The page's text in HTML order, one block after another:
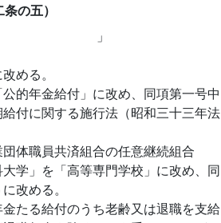
の五）
」
める。
的年金給付」に改め、同項第一号中
付に関する施行法（昭和三十三年法
体職員共済組合の任意継続組合
学」を「高等専門学校」に改め、同
改める。
たる給付のうち老齢又は退職を支給